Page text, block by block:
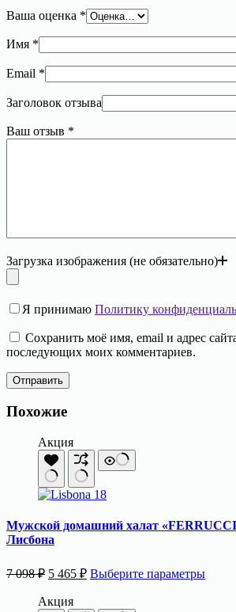
Ваша оценка *
Имя *
Email *
Заголовок отзыва
Ваш отзыв *
Загрузка изображения (не обязательно)
Я принимаю Политику
Сохранить моё имя, email и адрес
последующих моих комментариев.
Отправить
Похожие
Акция
Мужской домашний халат
Лисбона
7 098₽ Первоначальная
составляла
5 465 ₽Текущая
Выберите параметрыЭтот
Акция